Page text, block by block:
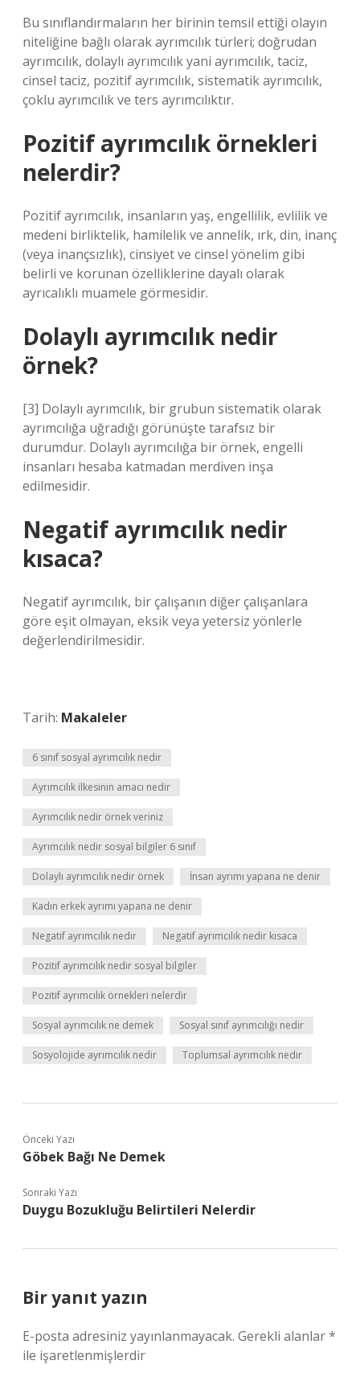
Bu sınıflandırmaların her birinin temsil ettiği olayın
niteliğine bağlı olarak ayrımcılık türleri; doğrudan
ayrımcılık, dolaylı ayrımcılık yani ayrımcılık, taciz,
cinsel taciz, pozitif ayrımcılık, sistematik ayrımcılık,
çoklu ayrımcılık ve ters ayrımcılıktır.
Pozitif ayrımcılık örnekleri
nelerdir?
Pozitif ayrımcılık, insanların yaş, engellilik, evlilik ve
medeni birliktelik, hamilelik ve annelik, ırk, din, inanç
(veya inançsızlık), cinsiyet ve cinsel yönelim gibi
belirli ve korunan özelliklerine dayalı olarak
ayrıcalıklı muamele görmesidir.
Dolaylı ayrımcılık nedir
örnek?
[3] Dolaylı ayrımcılık, bir grubun sistematik olarak
ayrımcılığa uğradığı görünüşte tarafsız bir
durumdur. Dolaylı ayrımcılığa bir örnek, engelli
insanları hesaba katmadan merdiven inşa
edilmesidir.
Negatif ayrımcılık nedir
kısaca?
Negatif ayrımcılık, bir çalışanın diğer çalışanlara
göre eşit olmayan, eksik veya yetersiz yönlerle
değerlendirilmesidir.
Tarih: Makaleler
6 sınıf sosyal ayrımcılık nedir
Ayrımcılık ilkesinin amacı nedir
Ayrımcılık nedir örnek veriniz
Ayrımcılık nedir sosyal bilgiler 6 sınıf
Dolaylı ayrımcılık nedir örnek İnsan ayrımı yapana ne denir
Kadın erkek ayrımı yapana ne denir
Negatif ayrımcılık nedir Negatif ayrımcılık nedir kısaca
Pozitif ayrımcılık nedir sosyal bilgiler
Pozitif ayrımcılık örnekleri nelerdir
Sosyal ayrımcılık ne demek Sosyal sınıf ayrımcılığı nedir
Sosyolojide ayrımcılık nedir Toplumsal ayrımcılık nedir
Önceki Yazı
Göbek Bağı Ne Demek
Sonraki Yazı
Duygu Bozukluğu Belirtileri Nelerdir
Bir yanıt yazın
E-posta adresiniz yayınlanmayacak. Gerekli alanlar*
ile işaretlenmişlerdir